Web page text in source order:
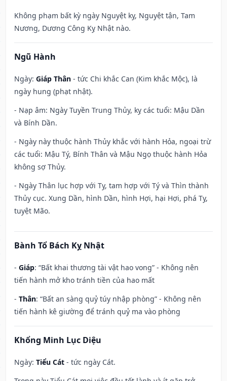
Không phạm bất kỳ ngày Nguyệt kỵ, Nguyệt tận, Tam
Nương, Dương Công Kỵ Nhật nào.
Ngũ Hành
Ngày: Giáp Thân - tức Chi khắc Can (Kim khắc Mộc), là
ngày hung (phạt nhật).
- Nạp âm: Ngày Tuyền Trung Thủy, kỵ các tuổi: Mậu Dần
và Bính Dần.
- Ngày này thuộc hành Thủy khắc với hành Hỏa, ngoại trừ
các tuổi: Mậu Tý, Bính Thân và Mậu Ngọ thuộc hành Hỏa
không sợ Thủy.
- Ngày Thân lục hợp với Tỵ, tam hợp với Tý và Thìn thành
Thủy cục. Xung Dần, hình Dần, hình Hợi, hại Hợi, phá Tỵ,
tuyệt Mão.
Bành Tổ Bách Kỵ Nhật
- Giáp: “Bất khai thương tài vật hao vong” - Không nên
tiến hành mở kho tránh tiền của hao mất
- Thân: “Bất an sàng quỷ túy nhập phòng” - Không nên
tiến hành kê giường để tránh quỷ ma vào phòng
Khổng Minh Lục Diệu
Ngày: Tiểu Cát - tức ngày Cát.